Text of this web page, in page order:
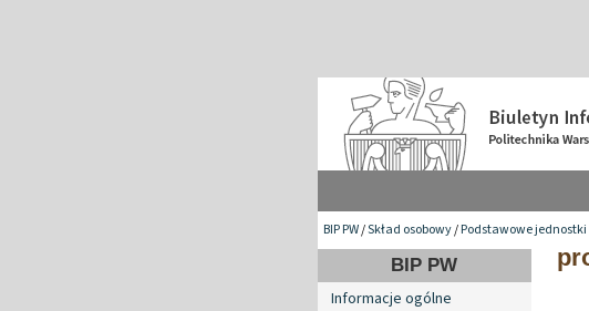
BIP PW/Skład osobowy/Podstawowe
BIP PW
Informacje ogólne